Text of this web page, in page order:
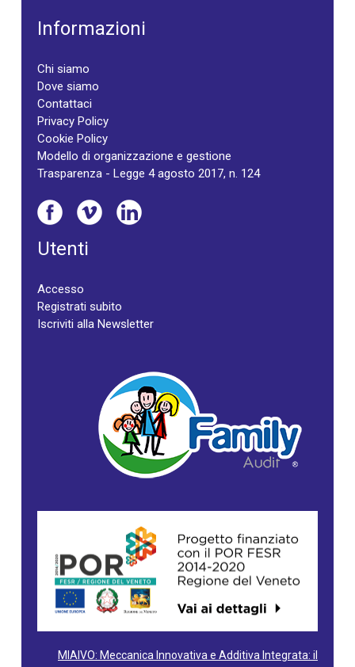
Informazioni
Chi siamo
Dove siamo
Contattaci
Privacy Policy
Cookie Policy
Modello di organizzazione e gestione
Trasparenza - Legge 4 agosto 2017, n. 124
Utenti
Accesso
Registrati subito
Iscriviti alla Newsletter
MIAIVO: Meccanica Innovativa e Additiva Integrata: il